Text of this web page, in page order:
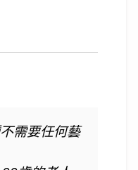
需要任何藝